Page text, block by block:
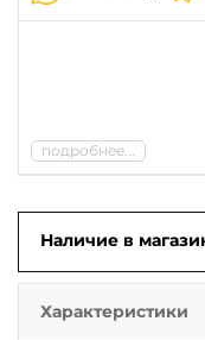
подробнее...
Наличие в
Характеристики